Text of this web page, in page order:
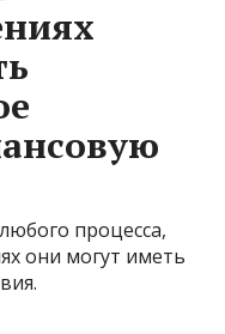
процесса,
они могут иметь